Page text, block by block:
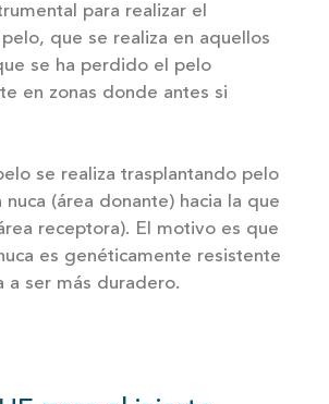
para realizar el
que se realiza en aquellos
se ha perdido el pelo
en zonas donde antes si
se realiza trasplantando pelo
(área donante) hacia la que
receptora). El motivo es que
es genéticamente resistente
a ser más duradero.